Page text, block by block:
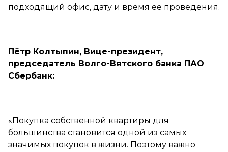
подходящий офис, дату и время её проведения.
Пётр Колтыпин, Вице-президент,
председатель Волго-Вятского банка ПАО
Сбербанк:
«Покупка собственной квартиры для
большинства становится одной из самых
значимых покупок в жизни. Поэтому важно